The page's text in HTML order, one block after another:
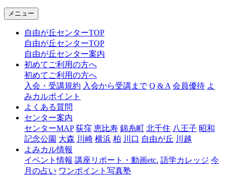
ャ
由
丘
メニュー
自由が丘センターTOP
自由が丘センターTOP
自由が丘センター案内
初めてご利用の方へ
初めてご利用の方へ
入会・受講規約 入会から受講まで Q & A 会員優待 よ
みカルポイント
よくある質問
センター案内
センターMAP 荻窪 恵比寿 錦糸町 北千住 八王子 昭和
記念公園 大森 川崎 横浜 柏 川口 自由が丘 川越
よみカル情報
イベント情報 講座リポート・動画etc. 語学カレッジ 今
月の占い ワンポイント写真塾